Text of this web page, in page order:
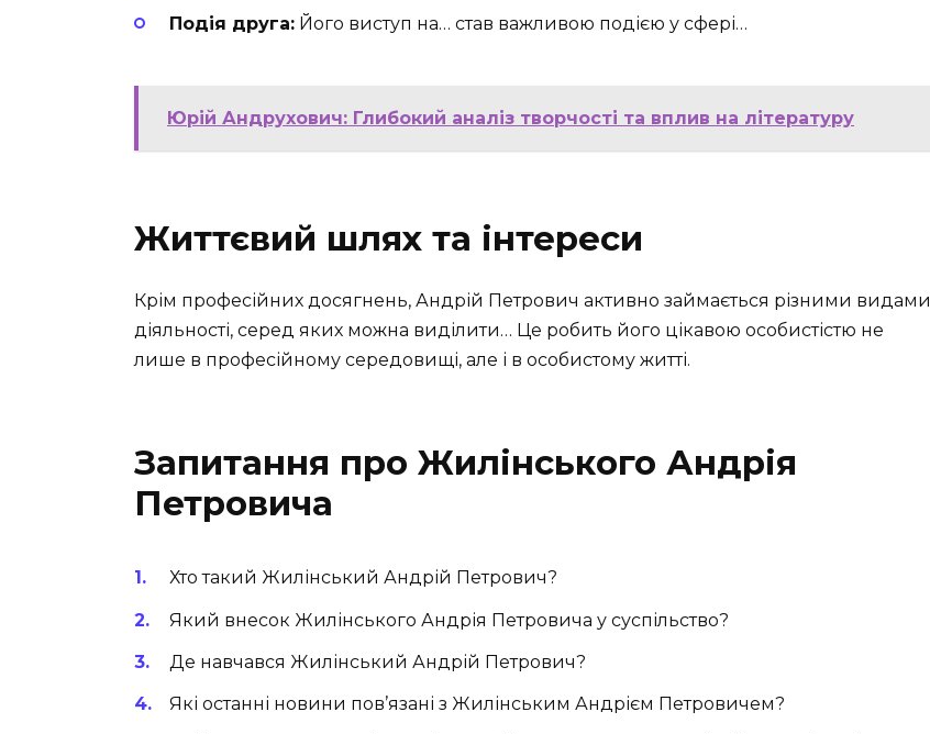
Подія друга: Його виступ на… став важливою подією у сфері…
Юрій Андрухович: Глибокий аналіз творчості та вплив на літературу
Життєвий шлях та інтереси
Крім професійних досягнень, Андрій Петрович активно займається різними видами
діяльності, серед яких можна виділити… Це робить його цікавою особистістю не
лише в професійному середовищі, але і в особистому житті.
Запитання про Жилінського Андрія
Петровича
Хто такий Жилінський Андрій Петрович?
Який внесок Жилінського Андрія Петровича у суспільство?
Де навчався Жилінський Андрій Петрович?
Які останні новини пов’язані з Жилінським Андрієм Петровичем?